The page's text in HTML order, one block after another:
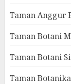
Taman Anggur
Taman Botani
Taman Botani
Taman